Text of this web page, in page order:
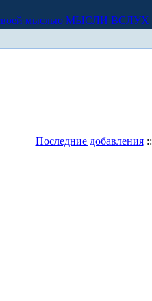
МЫСЛИ ВСЛУХ
Последние добавления::